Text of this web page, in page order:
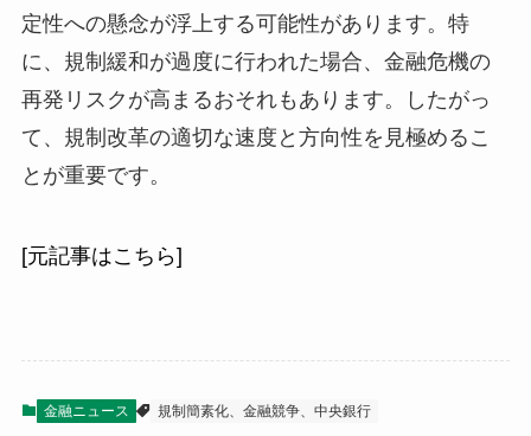
定性への懸念が浮上する可能性があります。特
に、規制緩和が過度に行われた場合、金融危機の
再発リスクが高まるおそれもあります。したがっ
て、規制改革の適切な速度と方向性を見極めるこ
とが重要です。
[元記事はこちら]
金融ニュース 規制簡素化、金融競争、中央銀行